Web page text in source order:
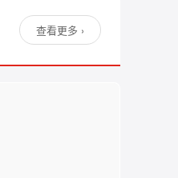
查看更多 ›